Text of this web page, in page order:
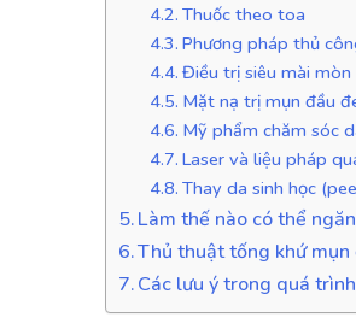
Thuốc theo toa
Phương pháp thủ
Điều trị siêu mài
Mặt nạ trị mụn đầu
Mỹ phẩm chăm sóc
Laser và liệu pháp
Thay da sinh học
Làm thế nào có thể
Thủ thuật tống khứ
Các lưu ý trong quá